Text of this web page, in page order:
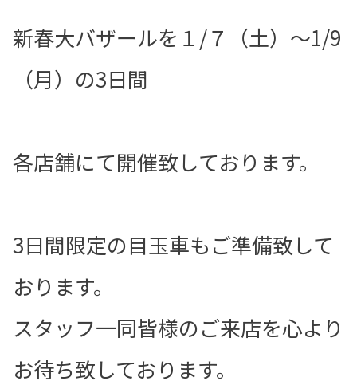
新春大バザールを１/７（土）～1/9
（月）の3日間
各店舗にて開催致しております。
3日間限定の目玉車もご準備致して
おります。
スタッフ一同皆様のご来店を心より
お待ち致しております。